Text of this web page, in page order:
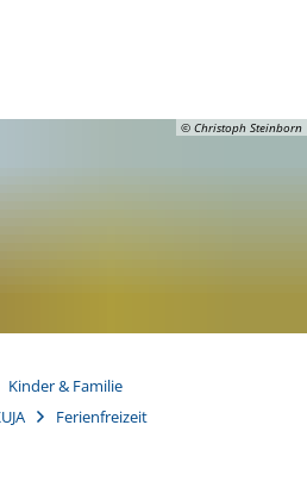
© Christoph Steinborn
Kinder & Familie
Ferienfreizeit